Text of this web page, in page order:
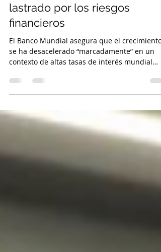
CIVEV AC
7 jun 2023
El PIB mundial moderará su
crecimiento al 2,1% en 2023
lastrado por los riesgos
financieros
se ha desacelerado “marcadamente” en un
contexto de altas tasas de interés mundial